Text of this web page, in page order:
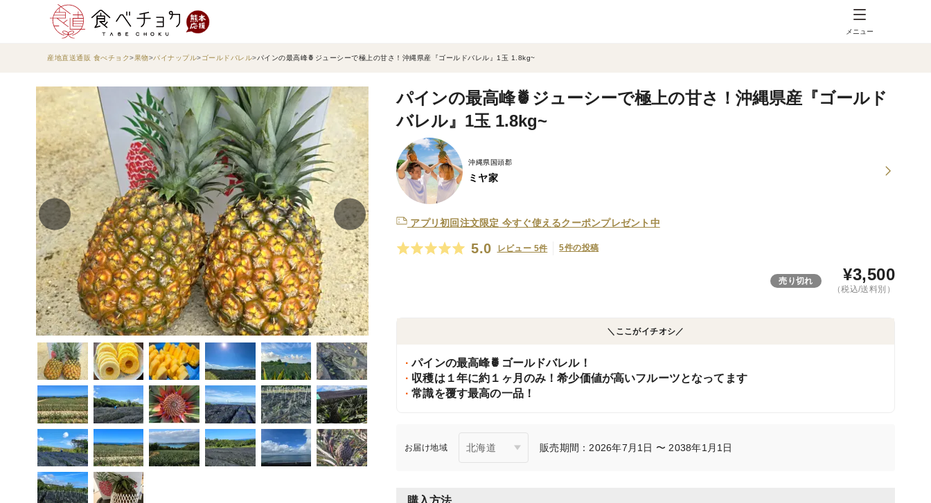
メニュー
産地直送通販 食べチョク 果物 パイナップル ゴールドバレル パインの最高峰🍍ジューシーで極上の甘さ！沖縄県産『ゴールドバレル』1玉 1.8kg~
パインの最高峰🍍ジューシーで極上の甘さ！沖縄県産『ゴールド
バレル』1玉 1.8kg~
沖縄県国頭郡
ミヤ家
アプリ初回注文限定 今すぐ使えるクーポンプレゼント中
5.0 レビュー 5件 5件の投稿
売り切れ ¥3,500
（税込/送料別）
＼ここがイチオシ／
パインの最高峰🍍ゴールドバレル！
収穫は１年に約１ヶ月のみ！希少価値が高いフルーツとなってます
常識を覆す最高の一品！
お届け地域 販売期間：2026年7月1日 〜 2038年1月1日
購入方法